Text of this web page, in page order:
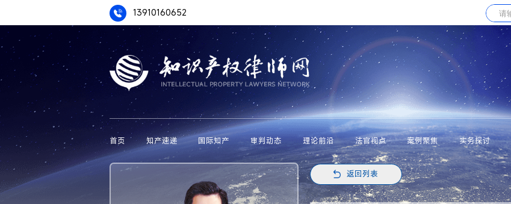
13910160652
首页 知产速递 国际知产 审判动态 理论前沿 法官视点 案例聚焦 实务探讨
返回列表